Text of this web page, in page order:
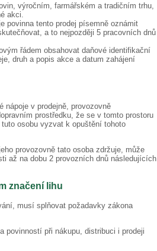
výročním, farmářském a tradičním trhu,
akci.
povinna tento prodej písemně oznámit
a to nejpozději 5 pracovních dnů
řádem obsahovat daňové identifikační
druh a popis akce a datum zahájení
nápoje v prodejně, provozovně
prostředku, že se v tomto prostoru
osobu vyzvat k opuštění tohoto
provozovně tato osoba zdržuje, může
až na dobu 2 provozních dnů následujících
značení lihu
musí splňovat požadavky zákona
povinností při nákupu, distribuci i prodeji